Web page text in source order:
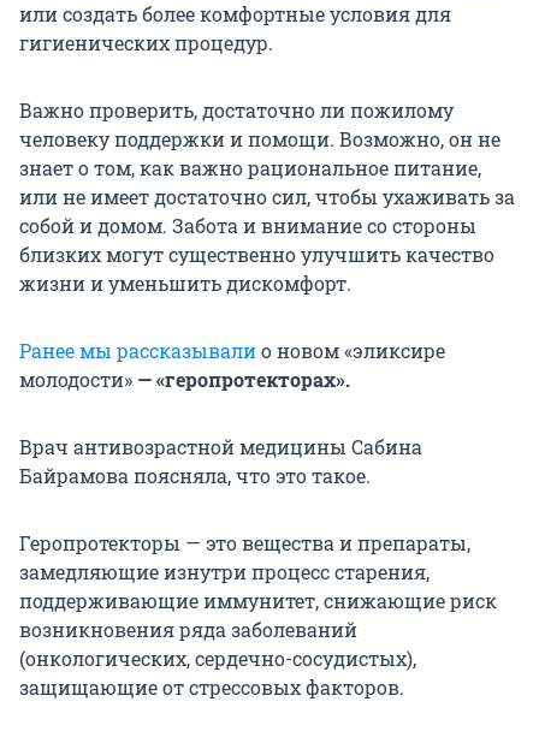
или создать более комфортные условия для
гигиенических процедур.
Важно проверить, достаточно ли пожилому
человеку поддержки и помощи. Возможно, он не
знает о том, как важно рациональное питание,
или не имеет достаточно сил, чтобы ухаживать за
собой и домом. Забота и внимание со стороны
близких могут существенно улучшить качество
жизни и уменьшить дискомфорт.
Ранее мы рассказывалио новом «эликсире
молодости» — «геропротекторах».
Врач антивозрастной медицины Сабина
Байрамова поясняла, что это такое.
Геропротекторы — это вещества и препараты,
замедляющие изнутри процесс старения,
поддерживающие иммунитет, снижающие риск
возникновения ряда заболеваний
(онкологических, сердечно-сосудистых),
защищающие от стрессовых факторов.